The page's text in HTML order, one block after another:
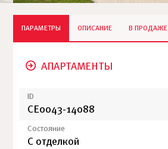
ПАРАМЕТРЫ ОПИСАНИЕ В ПРОДАЖЕ
АПАРТАМЕНТЫ
ID
СЕ0043-14088
Состояние
С отделкой